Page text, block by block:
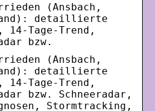
(Ansbach,
detaillierte
14-Tage-Trend,
bzw.
(Ansbach,
detaillierte
14-Tage-Trend,
bzw. Schneeradar,
Stormtracking,